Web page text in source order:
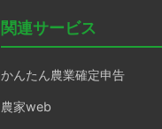
関連サービス
かんたん農業確定申告
農家web